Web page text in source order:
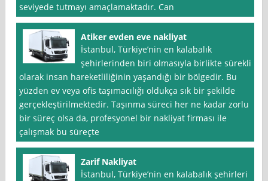
seviyede tutmayı amaçlamaktadır. Can
Atiker evden eve nakliyat
İstanbul, Türkiye’nin en kalabalık
şehirlerinden biri olmasıyla birlikte sürekli
olarak insan hareketliliğinin yaşandığı bir bölgedir. Bu
yüzden ev veya ofis taşımacılığı oldukça sık bir şekilde
gerçekleştirilmektedir. Taşınma süreci her ne kadar zorlu
bir süreç olsa da, profesyonel bir nakliyat firması ile
çalışmak bu süreçte
Zarif Nakliyat
İstanbul, Türkiye’nin en kalabalık şehirleri